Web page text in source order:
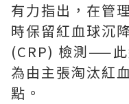
有力指出，在管
時保留紅血球沉
(CRP) 檢測——此
為由主張淘汰紅
點。